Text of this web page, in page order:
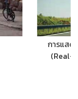
การแสด
(Real-